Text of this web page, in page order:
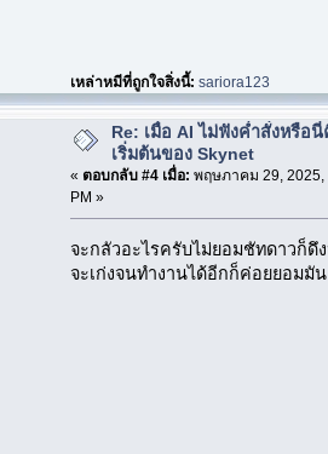
เหล่าหมีที่ถูกใจสิ่งนี้:sariora123
Re: เมื่อ AI ไม่ฟังค่ำสั่งหรือ
เริ่มต้นของ Skynet
« ตอบกลับ #4 เมื่อ: พฤษภาคม 29, 2025,
PM »
จะกลัวอะไรครับไม่ยอมชัทดาวก็ดึ
จะเก่งจนทำงานได้อีกก็ค่อยยอมมัน